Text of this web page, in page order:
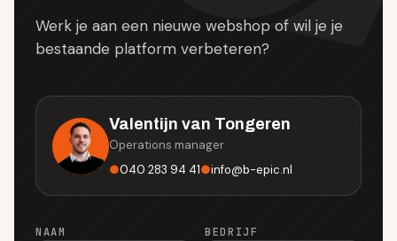
Werk je aan een nieuwe webshop of wil je je
bestaande platform verbeteren?
Valentijn van Tongeren
Operations manager
●040 283 94 41●info@b-epic.nl
NAAM BEDRIJF